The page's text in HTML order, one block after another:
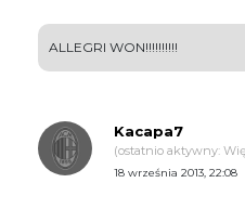
ALLEGRI WON!!!!!!!!!!
Kacapa7
(ostatnio aktywny:
18 września 2013, 22:08